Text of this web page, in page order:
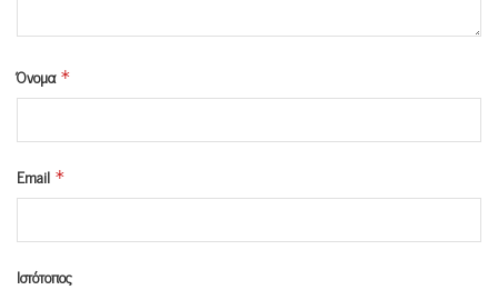
Όνομα *
Email *
Ιστότοπος